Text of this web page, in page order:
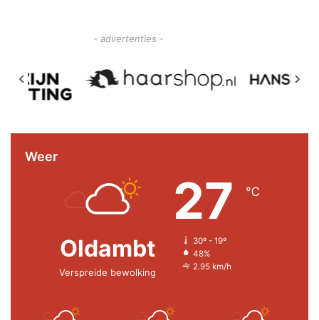
- advertenties -
Weer
Oldambt
Verspreide bewolking
27 ℃
30º - 19º
48%
2.95 km/h